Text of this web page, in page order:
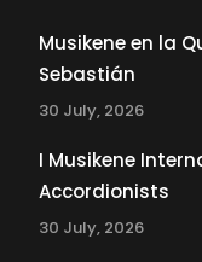
Musikene en la
Sebastián
30 July, 2026
I Musikene
Accordionists
30 July, 2026